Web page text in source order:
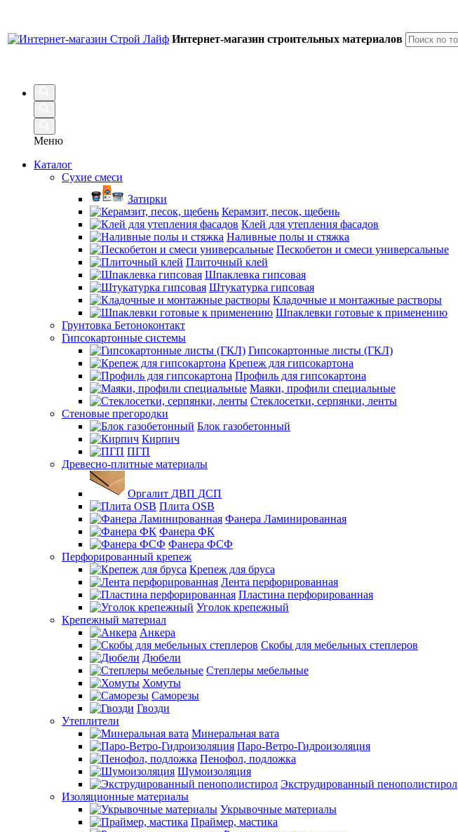
Интернет-магазин строительных материалов
Меню
Каталог
Сухие смеси
Затирки
Керамзит, песок, щебень
Клей для утепления фасадов
Наливные полы и стяжка
Пескобетон и смеси универсальные
Плиточный клей
Шпаклевка гипсовая
Штукатурка гипсовая
Кладочные и монтажные растворы
Шпаклевки готовые к применению
Грунтовка Бетоноконтакт
Гипсокартонные системы
Гипсокартонные листы (ГКЛ)
Крепеж для гипсокартона
Профиль для гипсокартона
Маяки, профили специальные
Стеклосетки, серпянки, ленты
Стеновые прегородки
Блок газобетонный
Кирпич
ПГП
Древесно-плитные материалы
Оргалит ДВП ДСП
Плита OSB
Фанера Ламинированная
Фанера ФК
Фанера ФСФ
Перфорированный крепеж
Крепеж для бруса
Лента перфорированная
Пластина перфорированная
Уголок крепежный
Крепежный материал
Анкера
Скобы для мебельных степлеров
Дюбели
Степлеры мебельные
Хомуты
Саморезы
Гвозди
Утеплители
Минеральная вата
Паро-Ветро-Гидроизоляция
Пенофол, подложка
Шумоизоляция
Экструдированный пенополистирол
Изоляционные материалы
Укрывочные материалы
Праймер, мастика